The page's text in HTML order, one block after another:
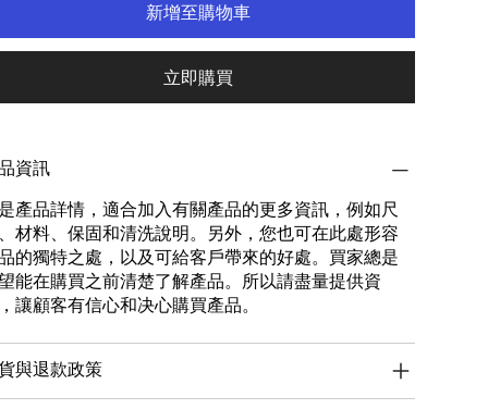
新增至購物車
立即購買
資訊
產品詳情，適合加入有關產品的更多資訊，例如尺
材料、保固和清洗說明。另外，您也可在此處形容
的獨特之處，以及可給客戶帶來的好處。買家總是
能在購買之前清楚了解產品。所以請盡量提供資
讓顧客有信心和决心購買產品。
與退款政策